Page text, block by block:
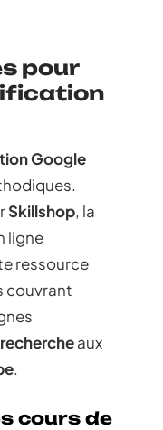
pour
Google
Skillshop, la
ligne
ressource
couvrant
aux
.
cours de